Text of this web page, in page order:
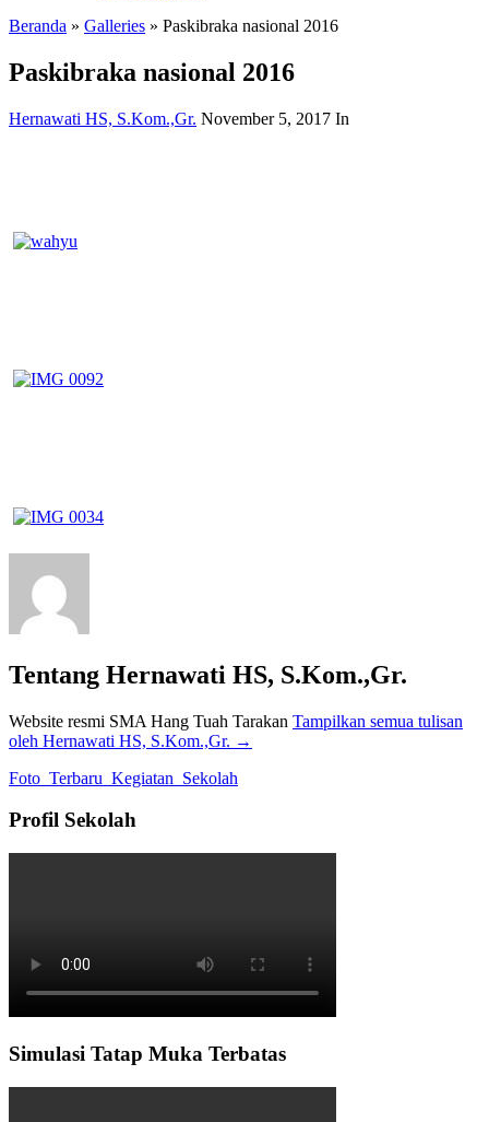
Beranda » Galleries » Paskibraka nasional 2016
Paskibraka nasional 2016
Hernawati HS, S.Kom.,Gr. November 5, 2017 In
Tentang Hernawati HS, S.Kom.,Gr.
Website resmi SMA Hang Tuah Tarakan Tampilkan semua tulisan
oleh Hernawati HS, S.Kom.,Gr. →
Foto_Terbaru_Kegiatan_Sekolah
Profil Sekolah
Simulasi Tatap Muka Terbatas